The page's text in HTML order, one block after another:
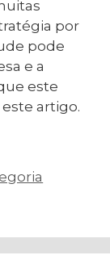
por
pode
e a
este
artigo.